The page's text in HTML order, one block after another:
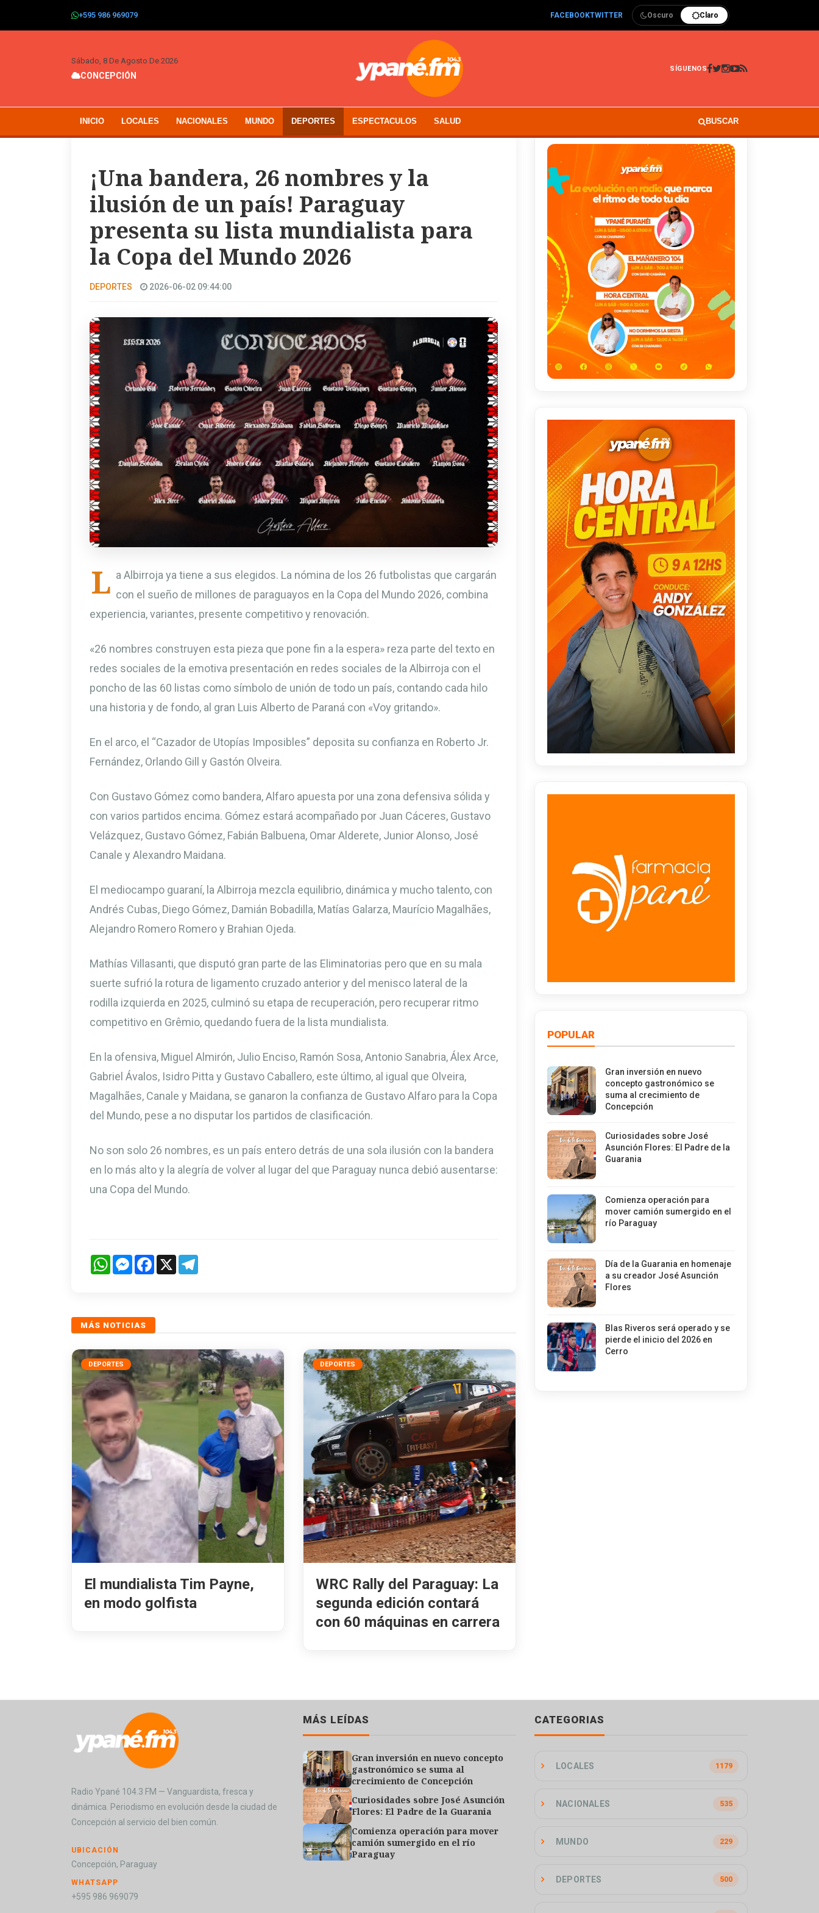
+595 986 969079 FACEBOOKTWITTER Oscuro Claro
Sábado, 8 De Agosto De 2026
CONCEPCIÓN
SÍGUENOS
INICIO LOCALES NACIONALES MUNDO DEPORTES ESPECTACULOS SALUD BUSCAR
¡Una bandera, 26 nombres y la
ilusión de un país! Paraguay
presenta su lista mundialista para
la Copa del Mundo 2026
DEPORTES 2026-06-02 09:44:00
L a Albirroja ya tiene a sus elegidos. La nómina de los 26 futbolistas que cargarán
con el sueño de millones de paraguayos en la Copa del Mundo 2026, combina
experiencia, variantes, presente competitivo y renovación.
«26 nombres construyen esta pieza que pone fin a la espera» reza parte del texto en
redes sociales de la emotiva presentación en redes sociales de la Albirroja con el
poncho de las 60 listas como símbolo de unión de todo un país, contando cada hilo
una historia y de fondo, al gran Luis Alberto de Paraná con «Voy gritando».
En el arco, el “Cazador de Utopías Imposibles” deposita su confianza en Roberto Jr.
Fernández, Orlando Gill y Gastón Olveira.
Con Gustavo Gómez como bandera, Alfaro apuesta por una zona defensiva sólida y
con varios partidos encima. Gómez estará acompañado por Juan Cáceres, Gustavo
Velázquez, Gustavo Gómez, Fabián Balbuena, Omar Alderete, Junior Alonso, José
Canale y Alexandro Maidana.
El mediocampo guaraní, la Albirroja mezcla equilibrio, dinámica y mucho talento, con
Andrés Cubas, Diego Gómez, Damián Bobadilla, Matías Galarza, Maurício Magalhães,
Alejandro Romero Romero y Brahian Ojeda.
Mathías Villasanti, que disputó gran parte de las Eliminatorias pero que en su mala
suerte sufrió la rotura de ligamento cruzado anterior y del menisco lateral de la
rodilla izquierda en 2025, culminó su etapa de recuperación, pero recuperar ritmo
competitivo en Grêmio, quedando fuera de la lista mundialista.
En la ofensiva, Miguel Almirón, Julio Enciso, Ramón Sosa, Antonio Sanabria, Álex Arce,
Gabriel Ávalos, Isidro Pitta y Gustavo Caballero, este último, al igual que Olveira,
Magalhães, Canale y Maidana, se ganaron la confianza de Gustavo Alfaro para la Copa
del Mundo, pese a no disputar los partidos de clasificación.
No son solo 26 nombres, es un país entero detrás de una sola ilusión con la bandera
en lo más alto y la alegría de volver al lugar del que Paraguay nunca debió ausentarse:
una Copa del Mundo.
WhatsAppMessengerFacebook
X
MÁS NOTICIAS
DEPORTES
El mundialista Tim Payne,
en modo golfista
DEPORTES
WRC Rally del Paraguay: La
segunda edición contará
con 60 máquinas en carrera
POPULAR
Gran inversión en nuevo
concepto gastronómico se
suma al crecimiento de
Concepción
Curiosidades sobre José
Asunción Flores: El Padre de la
Guarania
Comienza operación para
mover camión sumergido en el
río Paraguay
Día de la Guarania en homenaje
a su creador José Asunción
Flores
Blas Riveros será operado y se
pierde el inicio del 2026 en
Cerro
Radio Ypané 104.3 FM — Vanguardista, fresca y
dinámica. Periodismo en evolución desde la ciudad de
Concepción al servicio del bien común.
UBICACIÓN
Concepción, Paraguay
WHATSAPP
+595 986 969079
MÁS LEÍDAS
Gran inversión en nuevo concepto
gastronómico se suma al
crecimiento de Concepción
Curiosidades sobre José Asunción
Flores: El Padre de la Guarania
Comienza operación para mover
camión sumergido en el río
Paraguay
CATEGORIAS
LOCALES 1179
NACIONALES 535
MUNDO 229
DEPORTES 500